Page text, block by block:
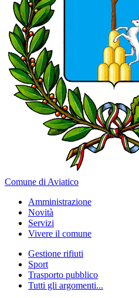
Comune di Aviatico
Amministrazione
Novità
Servizi
Vivere il comune
Gestione rifiuti
Sport
Trasporto pubblico
Tutti gli argomenti...